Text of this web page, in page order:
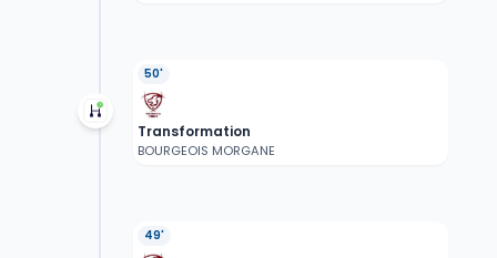
50'
Transformation
BOURGEOIS MORGANE
49'